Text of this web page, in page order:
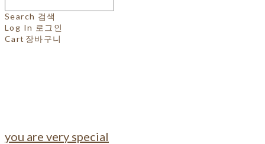
Search 검색
Log In 로그인
Cart 장바구니
you are very special